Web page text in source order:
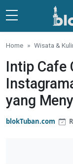
Skip to main
Home Wisata &
Intip Cafe
yang
blokTuban.com